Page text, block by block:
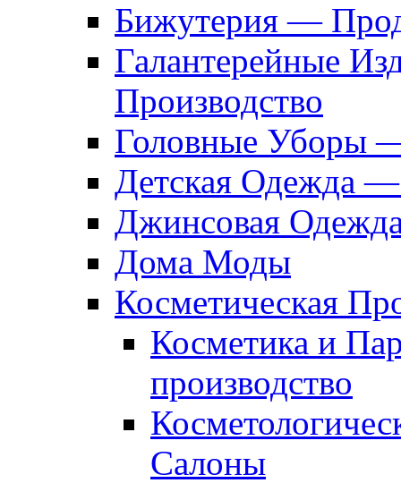
Бижутерия —
Галантерейные
Производство
Головные Уборы
Детская Одежда
Джинсовая
Дома Моды
Косметическая
Косметика и
производство
Салоны